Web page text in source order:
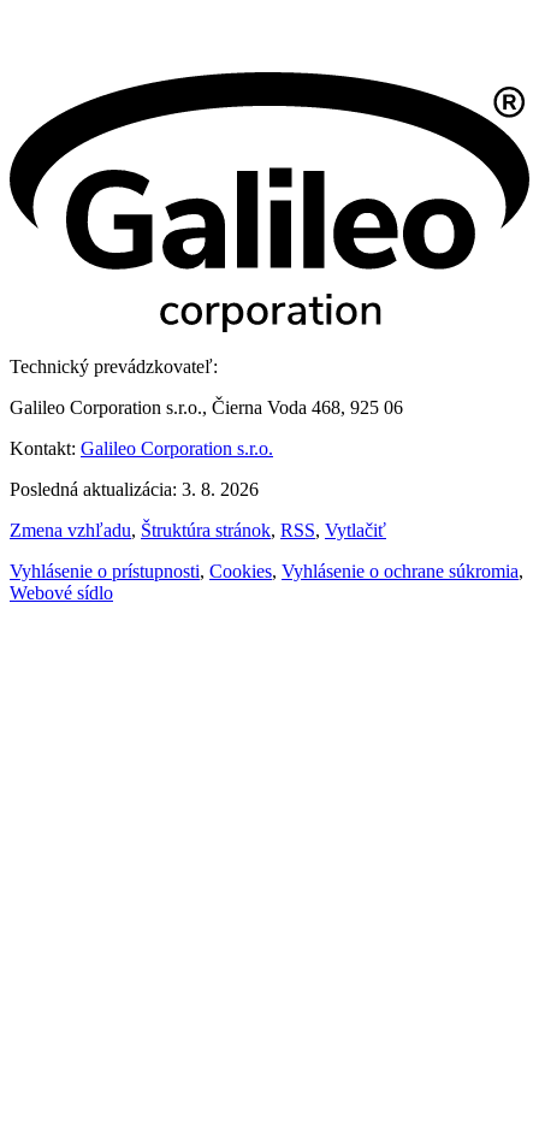
Technický prevádzkovateľ:
Galileo Corporation s.r.o., Čierna Voda 468, 925 06
Kontakt: Galileo Corporation s.r.o.
Posledná aktualizácia: 3. 8. 2026
Zmena vzhľadu, Štruktúra stránok, RSS, Vytlačiť
Vyhlásenie o prístupnosti, Cookies, Vyhlásenie o ochrane súkromia,
Webové sídlo